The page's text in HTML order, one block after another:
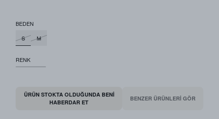
BEDEN
S
M
RENK
ÜRÜN STOKTA OLDUĞUNDA BENI
HABERDAR ET
BENZER ÜRÜNLERİ GÖR